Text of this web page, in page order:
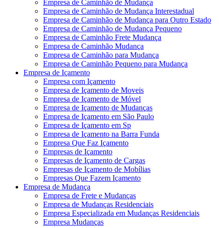
Empresa de Caminhão de Mudança
Empresa de Caminhão de Mudança Interestadual
Empresa de Caminhão de Mudança para Outro Estado
Empresa de Caminhão de Mudança Pequeno
Empresa de Caminhão Frete Mudança
Empresa de Caminhão Mudança
Empresa de Caminhão para Mudança
Empresa de Caminhão Pequeno para Mudança
Empresa de Içamento
Empresa com Içamento
Empresa de Içamento de Moveis
Empresa de Içamento de Móvel
Empresa de Içamento de Mudanças
Empresa de Içamento em São Paulo
Empresa de Içamento em Sp
Empresa de Içamento na Barra Funda
Empresa Que Faz Içamento
Empresas de Içamento
Empresas de Içamento de Cargas
Empresas de Içamento de Mobílias
Empresas Que Fazem Içamento
Empresa de Mudança
Empresa de Frete e Mudanças
Empresa de Mudanças Residenciais
Empresa Especializada em Mudanças Residenciais
Empresa Mudanças